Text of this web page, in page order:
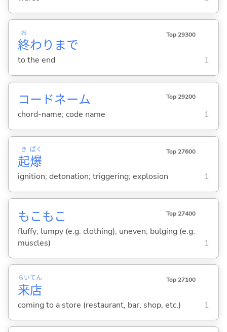
終
お
わりまで
Top 29300
to the end 1
コードネーム Top 29200
chord-name; code name 1
起
き
爆
ばく Top 27600
ignition; detonation; triggering; explosion 1
もこもこ Top 27400
fluffy; lumpy (e.g. clothing); uneven; bulging (e.g.
muscles)
1
来
らい
店
てん Top 27100
coming to a store (restaurant, bar, shop, etc.) 1